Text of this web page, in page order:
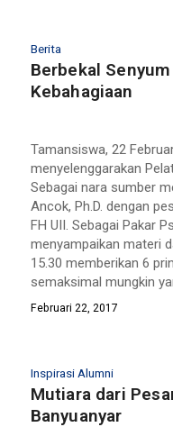
Berita
Berbekal
Kebahagiaan
Tamansiswa, 22
menyelenggarakan
Sebagai nara sumber
Ancok, Ph.D. dengan
FH UII. Sebagai Pakar
menyampaikan materi
15.30 memberikan 6
semaksimal mungkin
Februari 22, 2017
Inspirasi Alumni
Mutiara dari
Banyuanyar